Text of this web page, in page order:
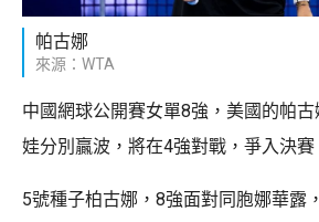
帕古娜
來源：WTA
中國網球公開賽女單8強，美國的帕
娃分別贏波，將在4強對戰，爭入決賽
5號種子柏古娜，8強面對同胞娜華露